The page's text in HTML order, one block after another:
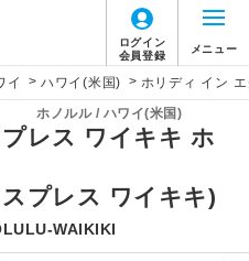
ログイン
会員登録
メニュー
イ > ハワイ(米国) > ホリディ イン
ホノルル / ハワイ(米国)
レス ワイキキ ホ
プレス ワイキキ)
WAIKIKI